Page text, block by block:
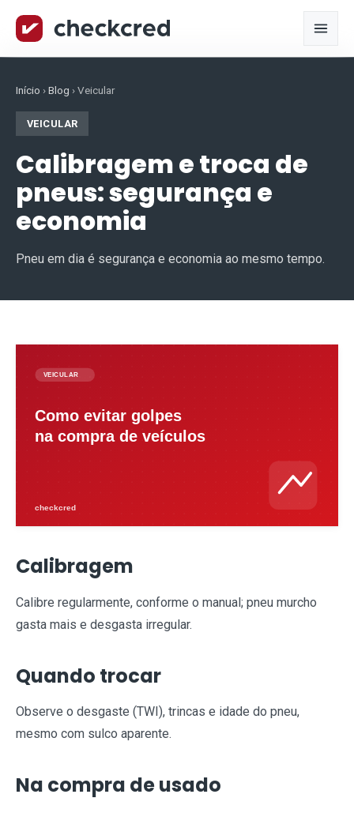
Início ›Blog ›Veicular
VEICULAR
Calibragem e troca de
pneus: segurança e
economia
Pneu em dia é segurança e economia ao mesmo tempo.
Calibragem
Calibre regularmente, conforme o manual; pneu murcho
gasta mais e desgasta irregular.
Quando trocar
Observe o desgaste (TWI), trincas e idade do pneu,
mesmo com sulco aparente.
Na compra de usado